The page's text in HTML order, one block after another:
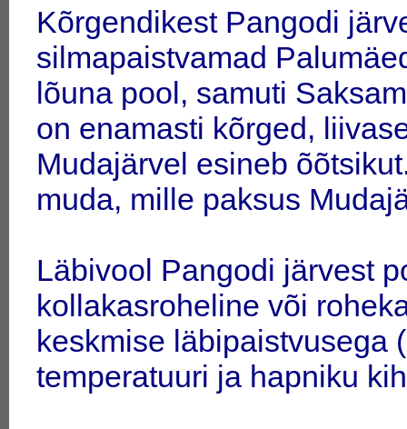
Kõrgendikest Pangodi
silmapaistvamad
lõuna pool, samuti
on enamasti kõrged,
Mudajärvel esineb
muda, mille paksus
Läbivool Pangodi järvest
kollakasroheline või
keskmise läbipaistvusega
temperatuuri ja hapniku